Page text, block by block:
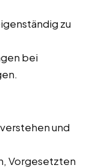
zu
bei
und
Vorgesetzten